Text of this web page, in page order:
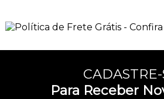
CADASTRE-
Para Receber